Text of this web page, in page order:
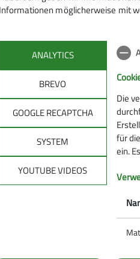
Sektion
Kletterzentrum Feucht
Informationen möglicherweise mit
ANALYTICS
BREVO
GOOGLE RECAPTCHA
SYSTEM
YOUTUBE VIDEOS
Die
für
ein.